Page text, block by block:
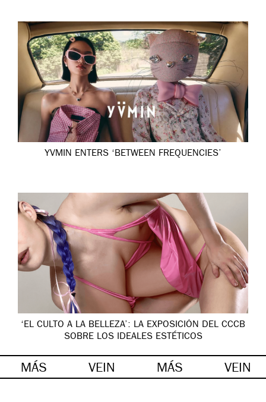
YVMIN ENTERS ‘BETWEEN FREQUENCIES’
‘EL CULTO A LA BELLEZA’: LA EXPOSICIÓN DEL CCCB
SOBRE LOS IDEALES ESTÉTICOS
MÁS VEIN MÁS VEIN